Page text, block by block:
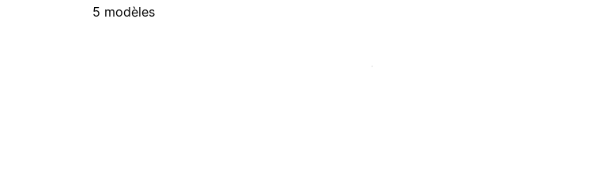
5 modèles